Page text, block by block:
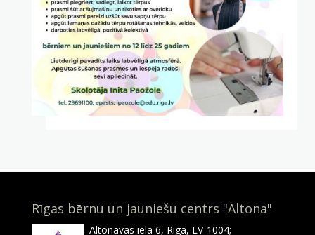
Rīgas bērnu un jauniešu centrs "Altona"
Altonavas iela 6, Rīga, LV-1004;